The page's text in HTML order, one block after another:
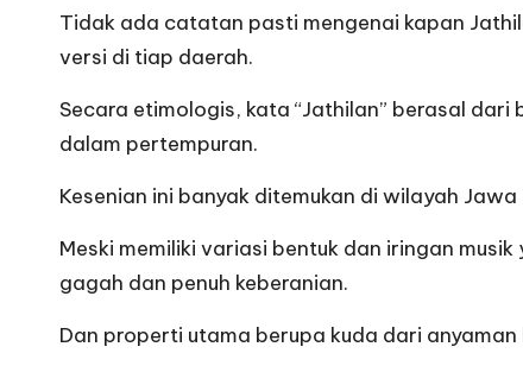
Tidak ada catatan pasti mengenai kapan
versi di tiap daerah.
Secara etimologis, kata “Jathilan” berasal
dalam pertempuran.
Kesenian ini banyak ditemukan di wilayah
Meski memiliki variasi bentuk dan iringan
gagah dan penuh keberanian.
Dan properti utama berupa kuda dari